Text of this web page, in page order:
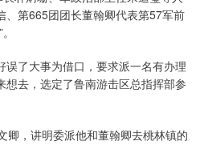
、第665团团长董翰卿代表第57军前
了大事为借口，要求派一名有办理
去，选定了鲁南游击区总指挥部参
卿，讲明委派他和董翰卿去桃林镇的